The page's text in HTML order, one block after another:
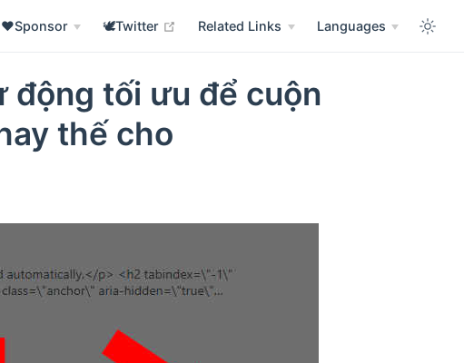
in new window
❤️Sponsor 🕊️Twitter open in new window
Related Links Languages
động tối ưu để cuộn
thế cho